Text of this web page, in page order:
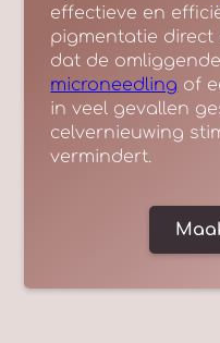
effectieve en
pigmentatie direct
dat de
microneedling of
in veel gevallen
celvernieuwing
vermindert.